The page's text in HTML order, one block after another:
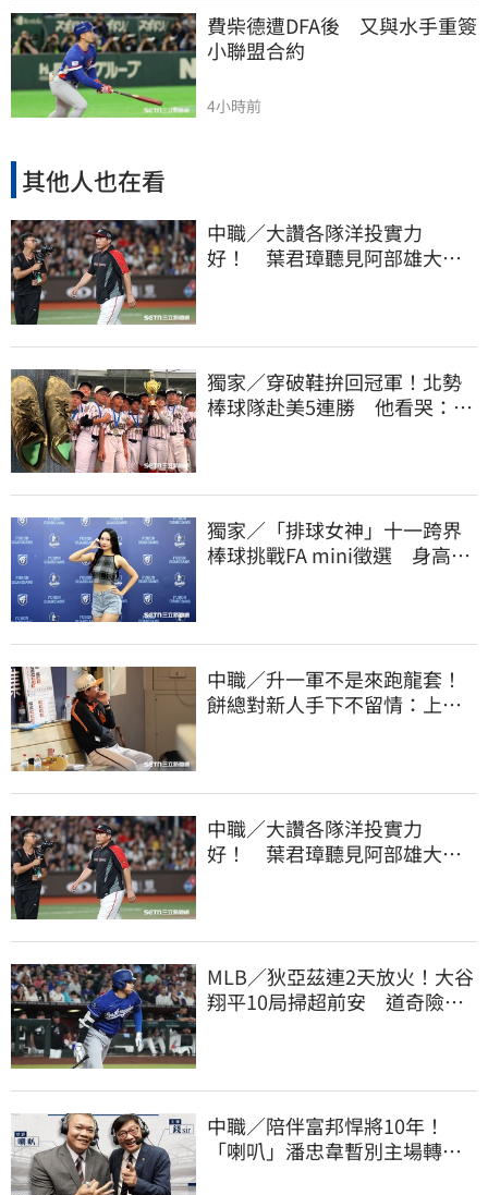
費柴德遭DFA後　又與水手重簽
小聯盟合約
4小時前
其他人也在看
中職／大讚各隊洋投實力
好！ 葉君璋聽見阿部雄大被
獨家／穿破鞋拚回冠軍！北勢
棒球隊赴美5連勝 他看哭：台
獨家／「排球女神」十一跨界
棒球挑戰FA mini徵選 身高
中職／升一軍不是來跑龍套！
餅總對新人手下不留情：上來
中職／大讚各隊洋投實力
好！ 葉君璋聽見阿部雄大被
MLB／狄亞茲連2天放火！大谷
翔平10局掃超前安 道奇險逃9
中職／陪伴富邦悍將10年！
「喇叭」潘忠韋暫別主場轉